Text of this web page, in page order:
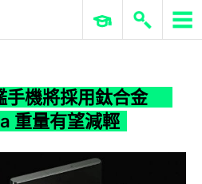
ERP 與商業 AI
手機將採用鈦合金
重量有望減輕